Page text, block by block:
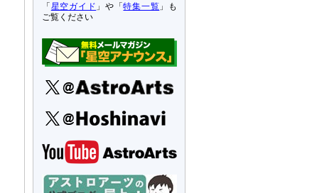
「 星空ガイド 」や「特集一覧 」も
ご覧ください